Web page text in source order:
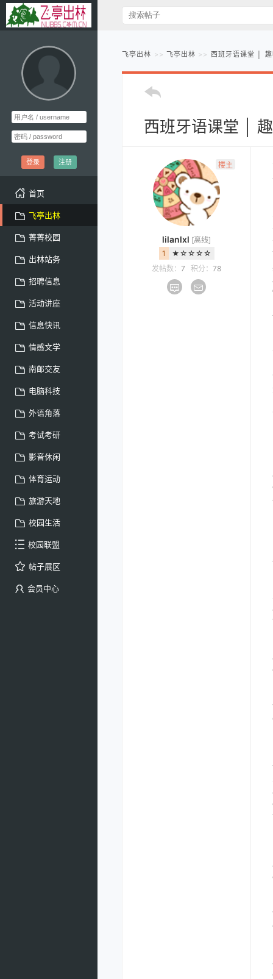
登录 注册
首页
飞亭出林
菁菁校园
出林站务
招聘信息
活动讲座
信息快讯
情感文学
南邮交友
电脑科技
外语角落
考试考研
影音休闲
体育运动
旅游天地
校园生活
校园联盟
帖子展区
会员中心
飞亭出林 飞亭出林 西班牙语课堂 │
西班牙语课堂 │
楼主
lilanlxl [离线]
1
★☆☆☆☆
发帖数： 7 积分： 78